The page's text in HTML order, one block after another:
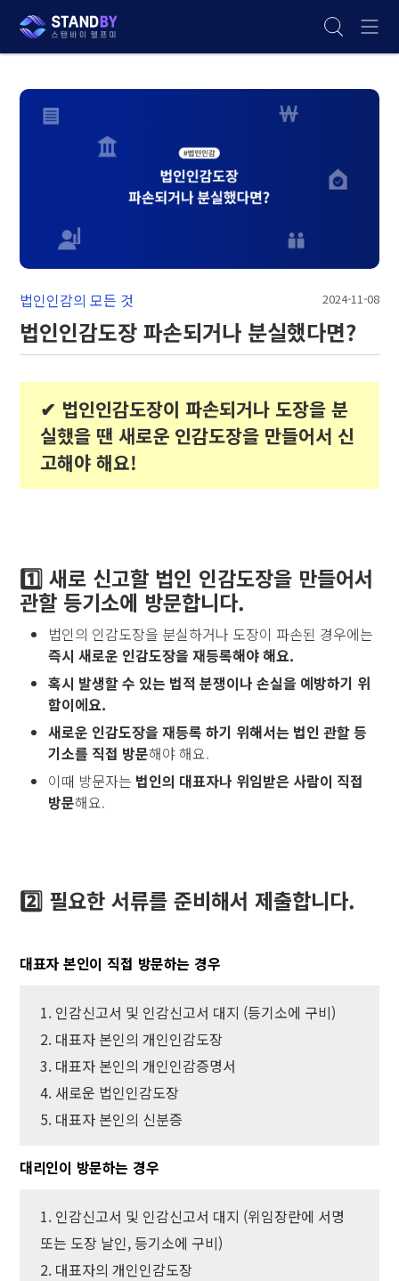
법인인감도장 파손되거나 분실했다면?
법인인감의 모든 것 2024-11-08
✔︎ 법인인감도장이 파손되거나 도장을 분
실했을 땐 새로운 인감도장을 만들어서 신
고해야 해요!
1️⃣ 새로 신고할 법인 인감도장을 만들어서
관할 등기소에 방문합니다.
법인의 인감도장을 분실하거나 도장이 파손된 경우에는
즉시 새로운 인감도장을 재등록해야 해요.
혹시 발생할 수 있는 법적 분쟁이나 손실을 예방하기 위
함이에요.
새로운 인감도장을 재등록 하기 위해서는 법인 관할 등
기소를 직접 방문해야 해요.
이때 방문자는 법인의 대표자나 위임받은 사람이 직접
방문해요.
2️⃣ 필요한 서류를 준비해서 제출합니다.
대표자 본인이 직접 방문하는 경우
1. 인감신고서 및 인감신고서 대지 (등기소에 구비)
2. 대표자 본인의 개인인감도장
3. 대표자 본인의 개인인감증명서
4. 새로운 법인인감도장
5. 대표자 본인의 신분증
대리인이 방문하는 경우
1. 인감신고서 및 인감신고서 대지 (위임장란에 서명
또는 도장 날인, 등기소에 구비)
2. 대표자의 개인인감도장